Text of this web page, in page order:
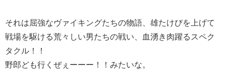
それは屈強なヴァイキングたちの物語、雄たけびを上げて
戦場を駆ける荒々しい男たちの戦い、血湧き肉躍るスペク
タクル！！
野郎ども行くぜぇーーー！！みたいな。